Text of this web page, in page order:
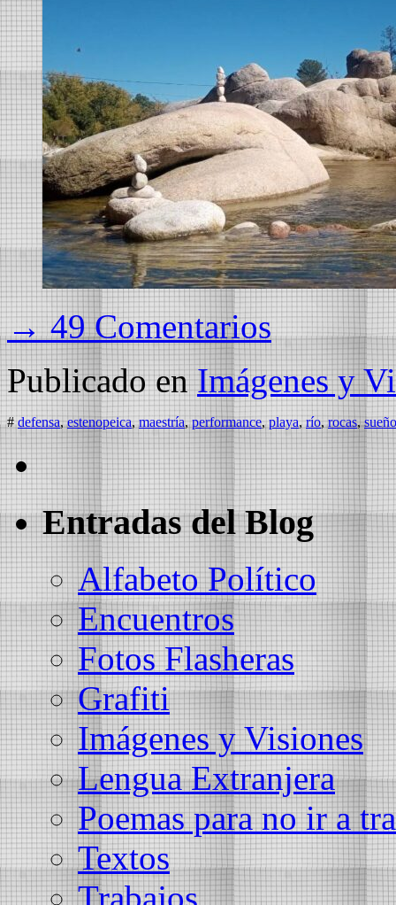
→ 49 Comentarios
Publicado en Imágenes y
# defensa,estenopeica,maestría,performance,playa, río,rocas,
Entradas del Blog
Alfabeto Político
Encuentros
Fotos Flasheras
Grafiti
Imágenes y Visiones
Lengua Extranjera
Poemas para no ir a
Textos